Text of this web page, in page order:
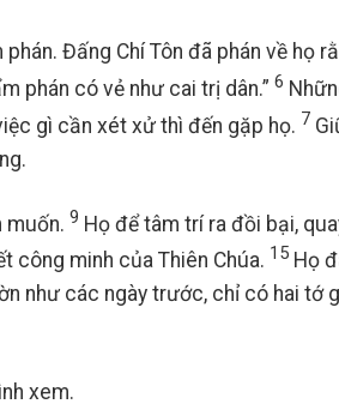
Đấng Chí Tôn đã phán về họ
phán có vẻ như cai trị dân.” 6
gì cần xét xử thì đến gặp họ. 7
muốn. 9 Họ để tâm trí ra đồi bại,
công minh của Thiên Chúa. 15 Họ
như các ngày trước, chỉ có hai tớ
xem.